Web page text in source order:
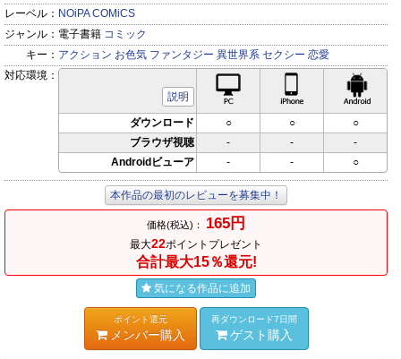
レーベル： NOiPA COMiCS
ジャンル： 電子書籍 コミック
キー： アクション お色気 ファンタジー 異世界系 セクシー 恋愛
対応環境：
説明
iPhone対応
ダウンロード ○ ○
○
ブラウザ視聴
- -
-
Androidビューア
- - ○
本作品の最初のレビューを募集中！
価格(税込)： 165円
最大22ポイントプレゼント
合計最大15％還元!
気になる作品に追加
ポイント還元
メンバー購入
再ダウンロード7日間
ゲスト購入